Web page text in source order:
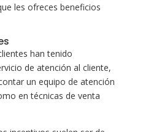
les ofreces beneficios
han tenido
de atención al cliente,
un equipo de atención
en técnicas de venta